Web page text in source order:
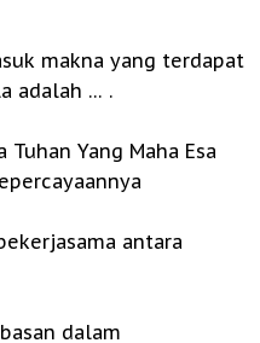
makna yang terdapat
adalah … .
Yang Maha Esa
antara
dalam